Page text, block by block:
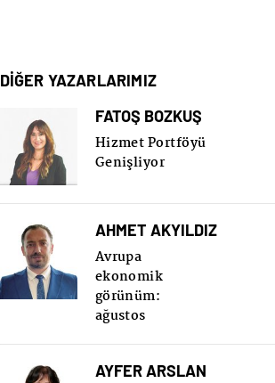
DİĞER YAZARLARIMIZ
FATOŞ BOZKUŞ
Hizmet Portföyü
Genişliyor
AHMET AKYILDIZ
Avrupa
ekonomik
görünüm:
ağustos
AYFER ARSLAN